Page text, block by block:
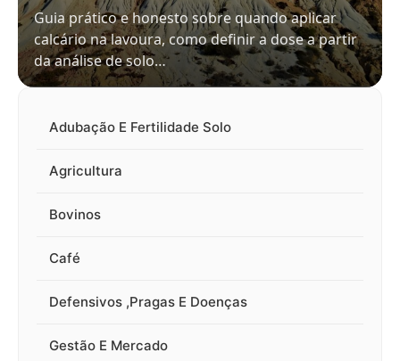
Guia prático e honesto sobre quando aplicar
calcário na lavoura, como definir a dose a partir
da análise de solo…
Adubação E Fertilidade Solo
Agricultura
Bovinos
Café
Defensivos ,Pragas E Doenças
Gestão E Mercado